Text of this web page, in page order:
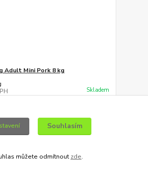
Adult Mini Pork 8 kg
Skladem
Souhlasím
můžete odmítnout zde.